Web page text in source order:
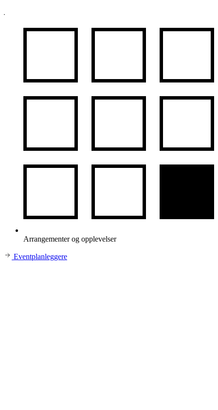
Arrangementer og opplevelser
Eventplanleggere